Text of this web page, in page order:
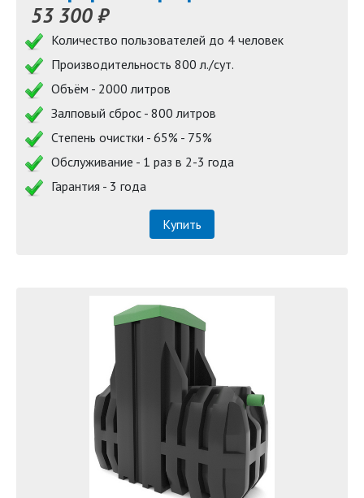
53 300 ₽
Количество пользователей до 4 человек
Производительность 800 л./сут.
Объём - 2000 литров
Залповый сброс - 800 литров
Степень очистки - 65% - 75%
Обслуживание - 1 раз в 2-3 года
Гарантия - 3 года
Купить